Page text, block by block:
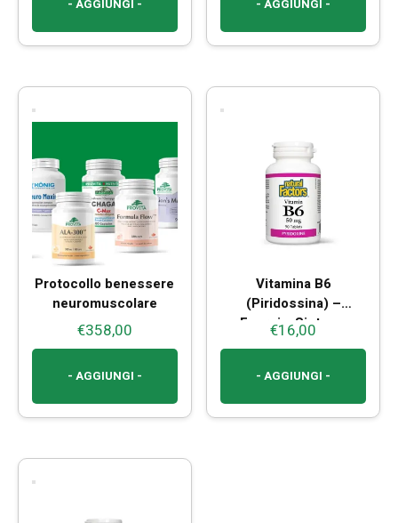
- AGGIUNGI - - AGGIUNGI -
Protocollo benessere
neuromuscolare
€358,00
- AGGIUNGI -
Vitamina B6
(Piridossina) –
Energia, Sistema
Nervoso e Stanchezza
€16,00
- AGGIUNGI -